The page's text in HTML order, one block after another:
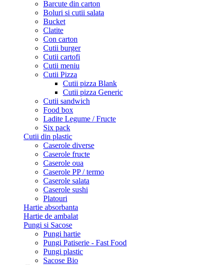
Barcute din carton
Boluri si cutii salata
Bucket
Clatite
Con carton
Cutii burger
Cutii cartofi
Cutii meniu
Cutii Pizza
Cutii pizza Blank
Cutii pizza Generic
Cutii sandwich
Food box
Ladite Legume / Fructe
Six pack
Cutii din plastic
Caserole diverse
Caserole fructe
Caserole oua
Caserole PP / termo
Caserole salata
Caserole sushi
Platouri
Hartie absorbanta
Hartie de ambalat
Pungi si Sacose
Pungi hartie
Pungi Patiserie - Fast Food
Pungi plastic
Sacose Bio